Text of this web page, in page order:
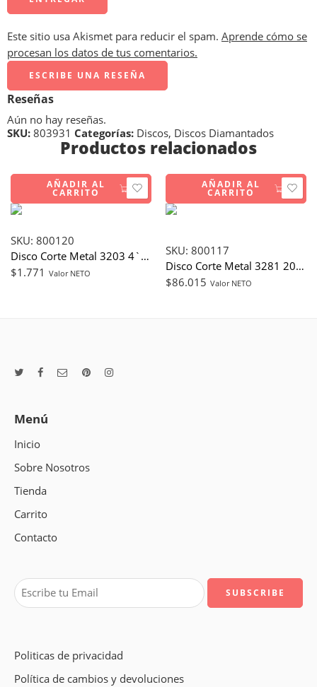
Este sitio usa Akismet para reducir el spam. Aprende cómo se
procesan los datos de tus comentarios.
ESCRIBE UNA RESEÑA
Reseñas
Aún no hay reseñas.
SKU: 803931 Categorías: Discos, Discos Diamantados
Productos relacionados
AÑADIR AL
CARRITO
SKU: 800120
Disco Corte Metal 3203 4` X 3/32` X 5/8` RASTA
$1.771 Valor NETO
AÑADIR AL
CARRITO
SKU: 800117
Disco Corte Metal 3281 20` X 13/64` X 1 9/16` RA
$86.015 Valor NETO
Menú
Inicio
Sobre Nosotros
Tienda
Carrito
Contacto
Politicas de privacidad
Política de cambios y devoluciones